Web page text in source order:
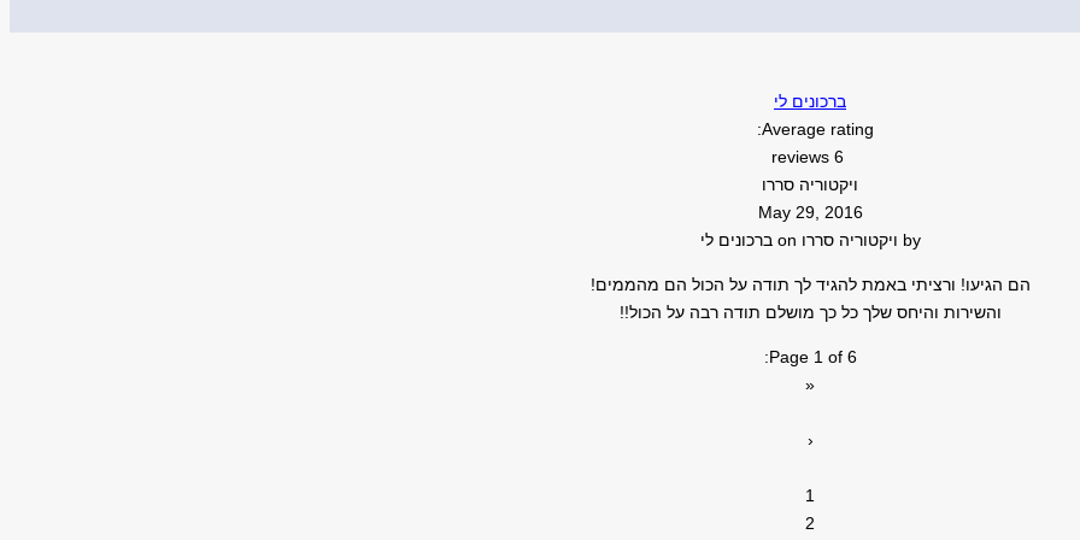
ברכונים לי
Average rating:
6 reviews
ויקטוריה סררו
May 29, 2016
by ויקטוריה סררו ברכונים לי
הם הגיעו! ורציתי באמת להגיד לך תודה על הכול הם מהממים!
והשירות והיחס שלך כל כך מושלם תודה רבה על הכול!!
Page 1 of 6:
«
‹
1
2